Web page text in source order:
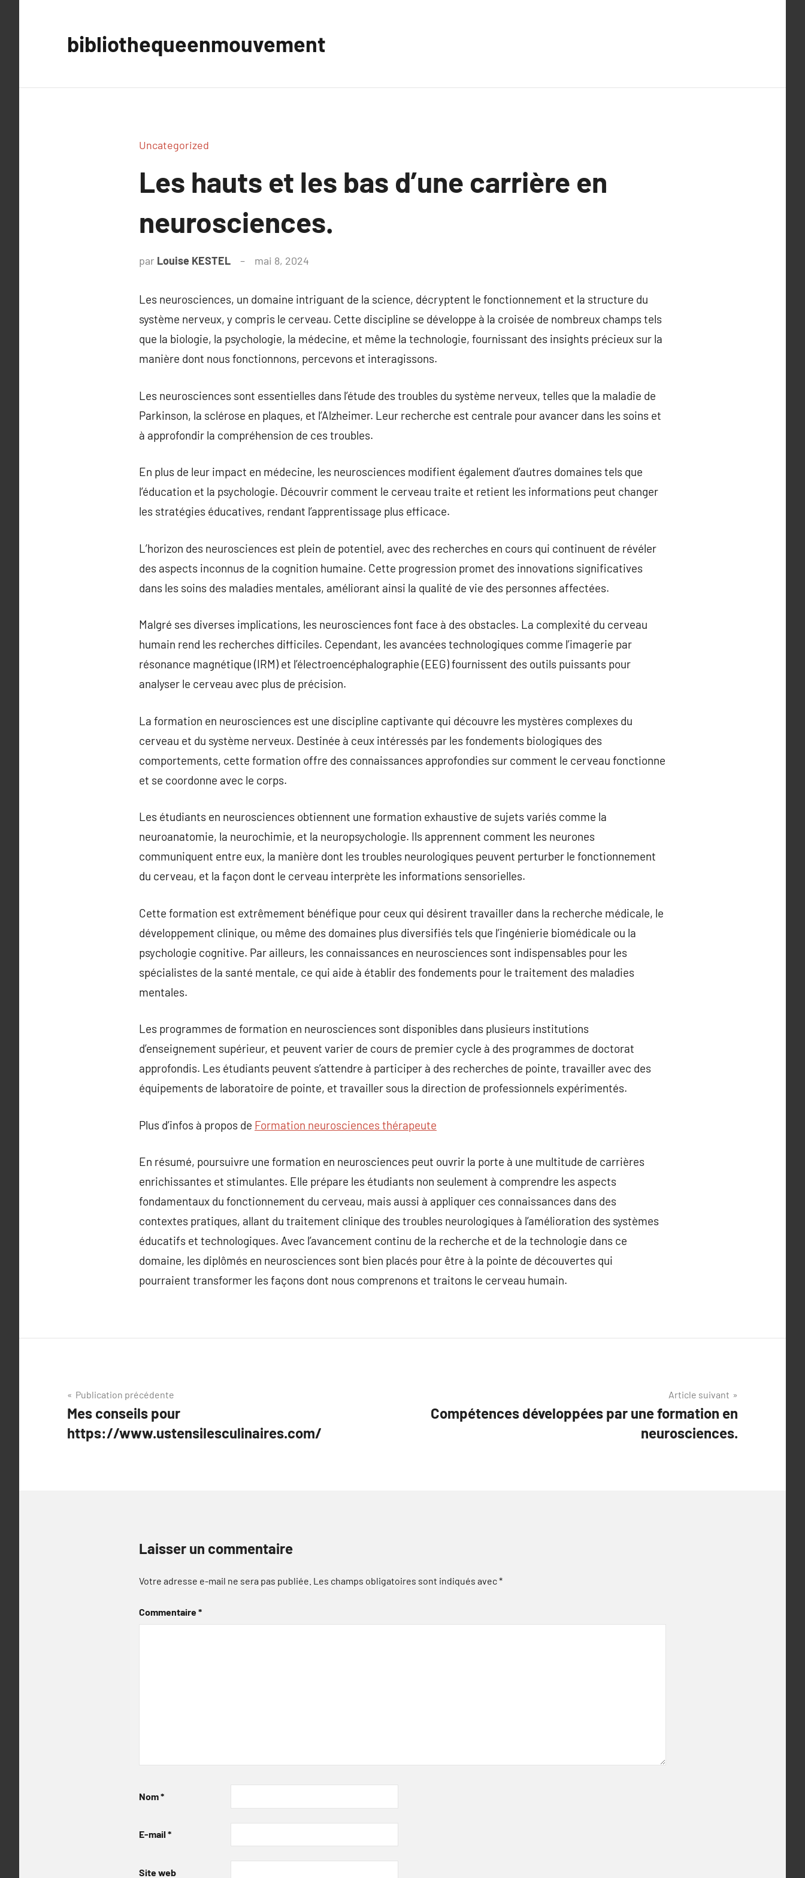
bibliothequeenmouvement
Uncategorized
Les hauts et les bas d’une carrière en
neurosciences.
par Louise KESTEL mai 8, 2024
Les neurosciences, un domaine intriguant de la science, décryptent le fonctionnement et la structure du
système nerveux, y compris le cerveau. Cette discipline se développe à la croisée de nombreux champs tels
que la biologie, la psychologie, la médecine, et même la technologie, fournissant des insights précieux sur la
manière dont nous fonctionnons, percevons et interagissons.
Les neurosciences sont essentielles dans l’étude des troubles du système nerveux, telles que la maladie de
Parkinson, la sclérose en plaques, et l’Alzheimer. Leur recherche est centrale pour avancer dans les soins et
à approfondir la compréhension de ces troubles.
En plus de leur impact en médecine, les neurosciences modifient également d’autres domaines tels que
l’éducation et la psychologie. Découvrir comment le cerveau traite et retient les informations peut changer
les stratégies éducatives, rendant l’apprentissage plus efficace.
L’horizon des neurosciences est plein de potentiel, avec des recherches en cours qui continuent de révéler
des aspects inconnus de la cognition humaine. Cette progression promet des innovations significatives
dans les soins des maladies mentales, améliorant ainsi la qualité de vie des personnes affectées.
Malgré ses diverses implications, les neurosciences font face à des obstacles. La complexité du cerveau
humain rend les recherches difficiles. Cependant, les avancées technologiques comme l’imagerie par
résonance magnétique (IRM) et l’électroencéphalographie (EEG) fournissent des outils puissants pour
analyser le cerveau avec plus de précision.
La formation en neurosciences est une discipline captivante qui découvre les mystères complexes du
cerveau et du système nerveux. Destinée à ceux intéressés par les fondements biologiques des
comportements, cette formation offre des connaissances approfondies sur comment le cerveau fonctionne
et se coordonne avec le corps.
Les étudiants en neurosciences obtiennent une formation exhaustive de sujets variés comme la
neuroanatomie, la neurochimie, et la neuropsychologie. Ils apprennent comment les neurones
communiquent entre eux, la manière dont les troubles neurologiques peuvent perturber le fonctionnement
du cerveau, et la façon dont le cerveau interprète les informations sensorielles.
Cette formation est extrêmement bénéfique pour ceux qui désirent travailler dans la recherche médicale, le
développement clinique, ou même des domaines plus diversifiés tels que l’ingénierie biomédicale ou la
psychologie cognitive. Par ailleurs, les connaissances en neurosciences sont indispensables pour les
spécialistes de la santé mentale, ce qui aide à établir des fondements pour le traitement des maladies
mentales.
Les programmes de formation en neurosciences sont disponibles dans plusieurs institutions
d’enseignement supérieur, et peuvent varier de cours de premier cycle à des programmes de doctorat
approfondis. Les étudiants peuvent s’attendre à participer à des recherches de pointe, travailler avec des
équipements de laboratoire de pointe, et travailler sous la direction de professionnels expérimentés.
Plus d’infos à propos de Formation neurosciences thérapeute
En résumé, poursuivre une formation en neurosciences peut ouvrir la porte à une multitude de carrières
enrichissantes et stimulantes. Elle prépare les étudiants non seulement à comprendre les aspects
fondamentaux du fonctionnement du cerveau, mais aussi à appliquer ces connaissances dans des
contextes pratiques, allant du traitement clinique des troubles neurologiques à l’amélioration des systèmes
éducatifs et technologiques. Avec l’avancement continu de la recherche et de la technologie dans ce
domaine, les diplômés en neurosciences sont bien placés pour être à la pointe de découvertes qui
pourraient transformer les façons dont nous comprenons et traitons le cerveau humain.
Navigation
de
l’article
Publication précédente
Mes conseils pour
https://www.ustensilesculinaires.com/
Article suivant
Compétences développées par une formation en
neurosciences.
Laisser un commentaire
Votre adresse e-mail ne sera pas publiée. Les champs obligatoires sont indiqués avec*
Commentaire*
Nom*
E-mail *
Site web